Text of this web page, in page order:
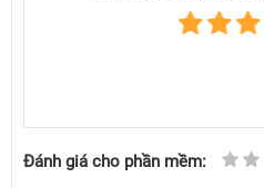
Đánh giá cho phần mềm: